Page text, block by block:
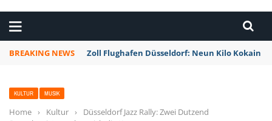
BREAKING NEWS Zoll Flughafen Düsseldorf: Neun Kilo Kokain
KULTUR MUSIK
Home › Kultur ›
Düsseldorf Jazz Rally: Zwei Dutzend